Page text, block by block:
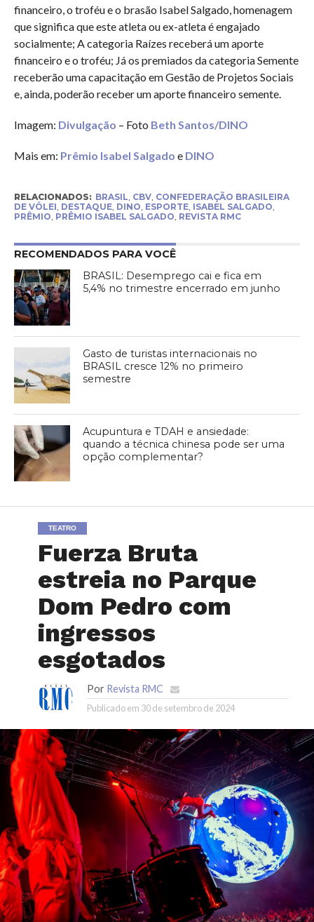
financeiro, o troféu e o brasão Isabel Salgado, homenagem
que significa que este atleta ou ex-atleta é engajado
socialmente; A categoria Raízes receberá um aporte
financeiro e o troféu; Já os premiados da categoria Semente
receberão uma capacitação em Gestão de Projetos Sociais
e, ainda, poderão receber um aporte financeiro semente.
Imagem: Divulgação – Foto Beth Santos/DINO
Mais em: Prêmio Isabel Salgado e DINO
RELACIONADOS: BRASIL CBV, CONFEDERAÇÃO BRASILEIRA
DE VÔLEI DESTAQUE, DINO ESPORTE, ISABEL SALGADO
PRÊMIO PRÊMIO ISABEL SALGADO REVISTA RMC
RECOMENDADOS PARA VOCÊ
BRASIL: Desemprego cai e fica em
5,4% no trimestre encerrado em junho
Gasto de turistas internacionais no
BRASIL cresce 12% no primeiro
semestre
Acupuntura e TDAH e ansiedade:
quando a técnica chinesa pode ser uma
opção complementar?
TEATRO
Fuerza Bruta
estreia no Parque
Dom Pedro com
ingressos
esgotados
Por Revista RMC
Publicado em 30 de setembro de 2024